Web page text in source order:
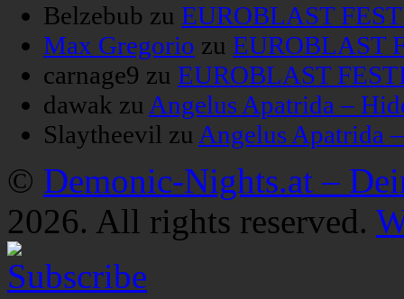
Belzebub zu EUROBLAST
Max Gregorio zu EUROBLAST
carnage9 zu EUROBLAST
dawak zu Angelus Apatrida –
Slaytheevil zu Angelus Apatrida
© Demonic-Nights.at –
2026. All rights reserved.